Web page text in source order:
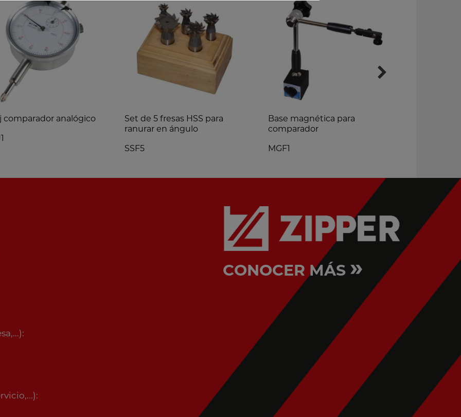
comparador analógico
Set de 5 fresas HSS para
ranurar en ángulo
SSF5
Base magnética para
comparador
MGF1
CONOCER MÁS »